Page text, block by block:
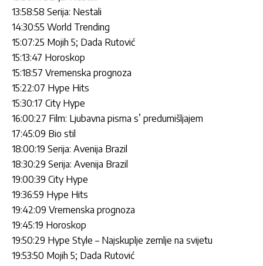
13:58:58 Serija: Nestali
14:30:55 World Trending
15:07:25 Mojih 5; Dada Rutović
15:13:47 Horoskop
15:18:57 Vremenska prognoza
15:22:07 Hype Hits
15:30:17 City Hype
16:00:27 Film: Ljubavna pisma s’ predumišljajem
17:45:09 Bio stil
18:00:19 Serija: Avenija Brazil
18:30:29 Serija: Avenija Brazil
19:00:39 City Hype
19:36:59 Hype Hits
19:42:09 Vremenska prognoza
19:45:19 Horoskop
19:50:29 Hype Style – Najskuplje zemlje na svijetu
19:53:50 Mojih 5; Dada Rutović